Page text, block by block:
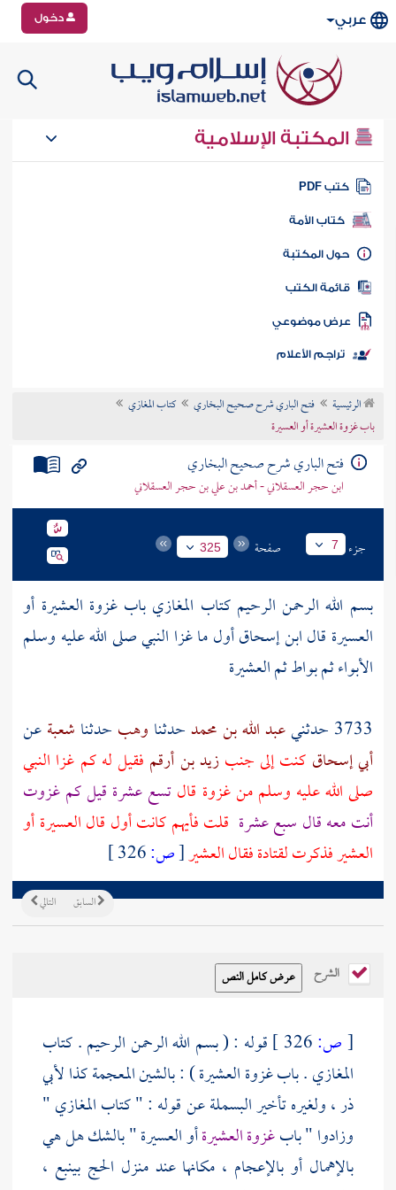
عربي دخول
المكتبة الإسلامية
كتب PDF
كتاب الأمة
المكتبة
الكتب
موضوعي
تراجم الأعلام
الرئيسية فتح الباري شرح صحيح البخاري
كتاب المغازي
باب غزوة العشيرة أو العسيرة
فتح الباري شرح صحيح البخاري
ابن حجر العسقلاني - أحمد بن علي بن حجر العسقلاني
جزء 7 صفحة 325
بسم الله الرحمن الرحيم كتاب المغازي باب غزوة العشيرة أو
العسيرة قال ابن إسحاق أول ما غزا النبي صلى الله عليه وسلم
الأبواءثمبواطثمالعشيرة
3733 حدثني
عبد الله بن محمدحدثنا وهب حدثنا شعبةعن
أبي إسحاق كنت إلى جنبزيد بن أرقم فقيل له كم غزا النبي
صلى الله عليه وسلم من غزوة قالتسع عشرة قيل كم غزوت
أنت معه قال سبع عشرة قلت فأيهم كانت أول قالالعسيرةأو
العشيرفذكرتلقتادةفقالالعشير[ص:
التالي السابق
الشرح
[ص:
قوله : ( بسم الله الرحمن الرحيم . كتاب
المغازي . باب غزوة العشيرة ) : بالشين المعجمة كذالأبي
ذر، ولغيره تأخير البسملة عن قوله : " كتاب المغازي "
وزادوا " بابغزوة العشيرةأو العسيرة " بالشك هل هي
بالإهمال أو بالإعجام ، مكانها عند منزل الحج بينبع ،